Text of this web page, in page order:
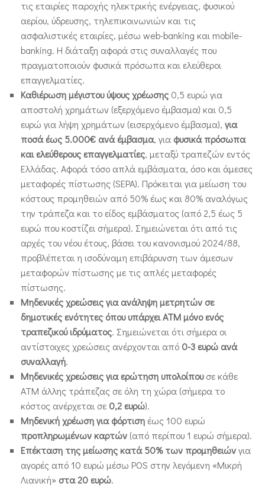
τις εταιρίες παροχής ηλεκτρικής ενέργειας, φυσικού
αερίου, ύδρευσης, τηλεπικοινωνιών και τις
ασφαλιστικές εταιρίες, μέσω web-banking και mobile-
banking. Η διάταξη αφορά στις συναλλαγές που
πραγματοποιούν φυσικά πρόσωπα και ελεύθεροι
επαγγελματίες.
Καθιέρωση μέγιστου ύψους χρέωσης 0,5 ευρώ για
αποστολή χρημάτων (εξερχόμενο έμβασμα) και 0,5
ευρώ για λήψη χρημάτων (εισερχόμενο έμβασμα), για
ποσά έως 5.000€ ανά έμβασμα, για φυσικά πρόσωπα
και ελεύθερους επαγγελματίες, μεταξύ τραπεζών εντός
Ελλάδας. Αφορά τόσο απλά εμβάσματα, όσο και άμεσες
μεταφορές πίστωσης (SEPA). Πρόκειται για μείωση του
κόστους προμηθειών από 50% έως και 80% αναλόγως
την τράπεζα και το είδος εμβάσματος (από 2,5 έως 5
ευρώ που κοστίζει σήμερα). Σημειώνεται ότι από τις
αρχές του νέου έτους, βάσει του κανονισμού 2024/88,
προβλέπεται η ισοδύναμη επιβάρυνση των άμεσων
μεταφορών πίστωσης με τις απλές μεταφορές
πίστωσης.
Mηδενικές χρεώσεις για ανάληψη μετρητών σε
δημοτικές ενότητες όπου υπάρχει ΑΤΜ μόνο ενός
τραπεζικού ιδρύματος. Σημειώνεται ότι σήμερα οι
αντίστοιχες χρεώσεις ανέρχονται από 0-3 ευρώ ανά
συναλλαγή.
Μηδενικές χρεώσεις για ερώτηση υπολοίπουσε κάθε
ΑΤΜ άλλης τράπεζας σε όλη τη χώρα (σήμερα το
κόστος ανέρχεται σε 0,2 ευρώ).
Μηδενική χρέωση για φόρτιση έως 100 ευρώ
προπληρωμένων καρτών (από περίπου 1 ευρώ σήμερα).
Επέκταση της μείωσης κατά 50% των προμηθειώνγια
αγορές από 10 ευρώ μέσω POS στην λεγόμενη «Μικρή
Λιανική» στα 20 ευρώ.